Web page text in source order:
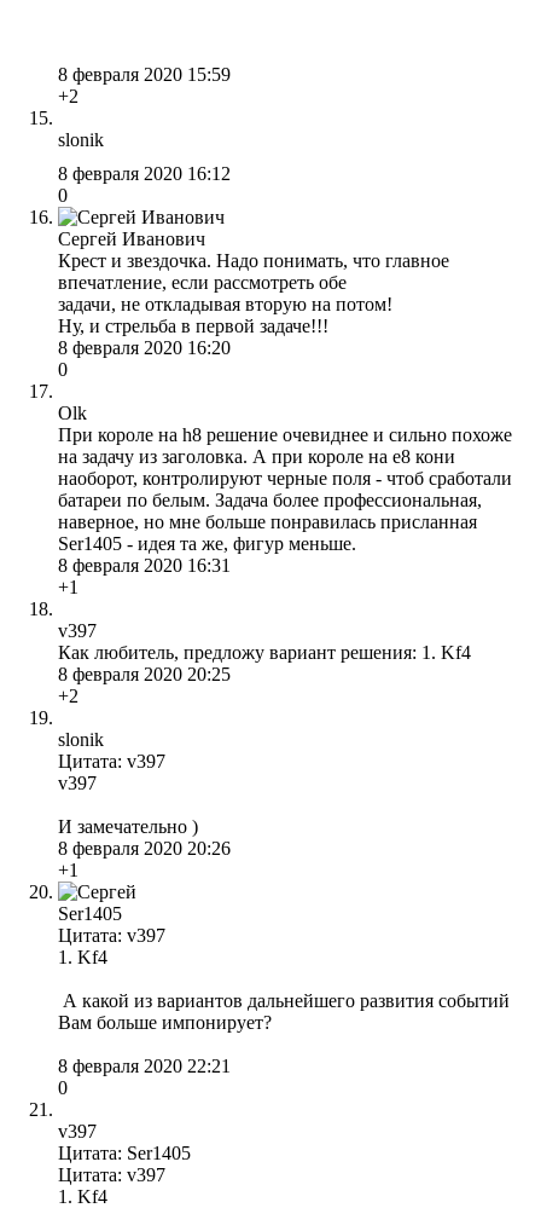
8 февраля 2020 15:59
+2
slonik
8 февраля 2020 16:12
0
Сергей Иванович
Крест и звездочка. Надо понимать, что главное
впечатление, если рассмотреть обе
задачи, не откладывая вторую на потом!
Ну, и стрельба в первой задаче!!!
8 февраля 2020 16:20
0
Olk
При короле на h8 решение очевиднее и сильно похоже
на задачу из заголовка. А при короле на e8 кони
наоборот, контролируют черные поля - чтоб сработали
батареи по белым. Задача более профессиональная,
наверное, но мне больше понравилась присланная
Ser1405 - идея та же, фигур меньше.
8 февраля 2020 16:31
+1
v397
Как любитель, предложу вариант решения: 1. Kf4
8 февраля 2020 20:25
+2
slonik
Цитата: v397
v397
И замечательно )
8 февраля 2020 20:26
+1
Ser1405
Цитата: v397
1. Kf4
А какой из вариантов дальнейшего развития событий
Вам больше импонирует?
8 февраля 2020 22:21
0
v397
Цитата: Ser1405
Цитата: v397
1. Kf4